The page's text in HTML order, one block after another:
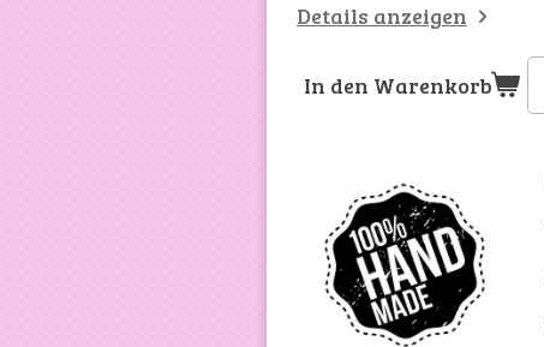
Details anzeigen
In den Warenkorb